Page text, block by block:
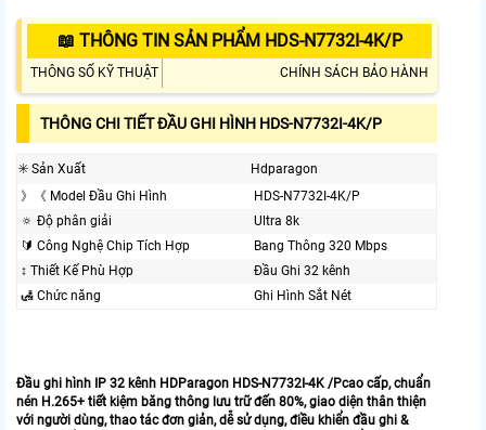
📖 THÔNG TIN SẢN PHẨM HDS-N7732I-4K/P
THÔNG SỐ KỸ THUẬT CHÍNH SÁCH BẢO HÀNH
THÔNG CHI TIẾT ĐẦU GHI HÌNH HDS-N7732I-4K/P
✳️ Sản Xuất
Hdparagon
》《 Model Đầu Ghi Hình
HDS-N7732I-4K/P
🔅 Độ phân giải
Ultra 8k
🔰 Công Nghệ Chip Tích Hợp
Bang Thông 320 Mbps
↕️ Thiết Kế Phù Hợp
Đầu Ghi 32 kênh
🛃 Chức năng
Ghi Hình Sắt Nét
​​Đầu ghi hình IP 32 kênh HDParagon HDS-N7732I-4K /Pcao cấp, chuẩn
nén H.265+ tiết kiệm băng thông lưu trữ đến 80%, giao diện thân thiện
với người dùng, thao tác đơn giản, dễ sử dụng, điều khiển đầu ghi &